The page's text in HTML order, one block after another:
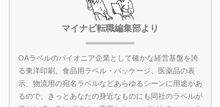
マイナビ転職編集部より
OAラベルのパイオニア企業として確かな経営基盤を誇
る東洋印刷。食品用ラベル・パッケージ、医薬品の表
示、物流用の宛名ラベルなどあらゆるシーンに用途があ
るので、きっとあなたの身近なものにも同社のラベルが